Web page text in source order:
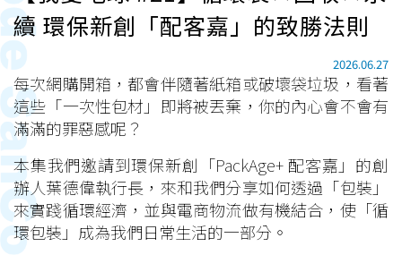
續 環保新創「配客嘉」的致勝法則
2026.06.27
每次網購開箱，都會伴隨著紙箱或破壞袋垃圾，看著
這些「一次性包材」即將被丟棄，你的內心會不會有
滿滿的罪惡感呢？
本集我們邀請到環保新創「PackAge+ 配客嘉」的創
辦人葉德偉執行長，來和我們分享如何透過「包裝」
來實踐循環經濟，並與電商物流做有機結合，使「循
環包裝」成為我們日常生活的一部分。